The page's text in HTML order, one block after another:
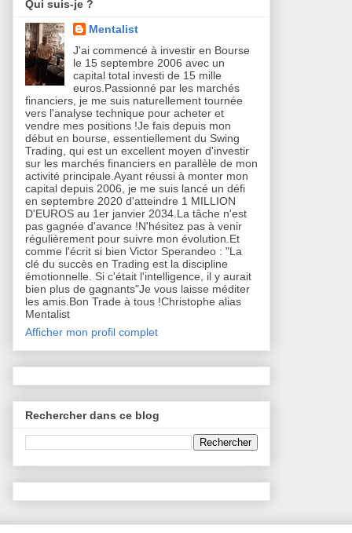
Qui suis-je ?
Mentalist
J'ai commencé à investir en Bourse
le 15 septembre 2006 avec un
capital total investi de 15 mille
euros.Passionné par les marchés
financiers, je me suis naturellement tournée
vers l'analyse technique pour acheter et
vendre mes positions !Je fais depuis mon
début en bourse, essentiellement du Swing
Trading, qui est un excellent moyen d'investir
sur les marchés financiers en parallèle de mon
activité principale.Ayant réussi à monter mon
capital depuis 2006, je me suis lancé un défi
en septembre 2020 d'atteindre 1 MILLION
D'EUROS au 1er janvier 2034.La tâche n'est
pas gagnée d'avance !N'hésitez pas à venir
régulièrement pour suivre mon évolution.Et
comme l'écrit si bien Victor Sperandeo : "La
clé du succès en Trading est la discipline
émotionnelle. Si c'était l'intelligence, il y aurait
bien plus de gagnants"Je vous laisse méditer
les amis.Bon Trade à tous !Christophe alias
Mentalist
Afficher mon profil complet
Rechercher dans ce blog